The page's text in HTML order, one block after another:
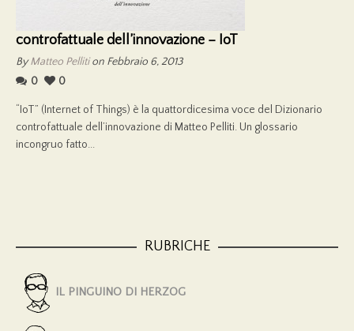
controfattuale dell’innovazione – IoT
ByMatteo Pellition Febbraio 6, 2013
0
0
“IoT” (Internet of Things) è la quattordicesima voce del Dizionario
controfattuale dell’innovazione di Matteo Pelliti. Un glossario
incongruo fatto...
RUBRICHE
IL PINGUINO DI HERZOG